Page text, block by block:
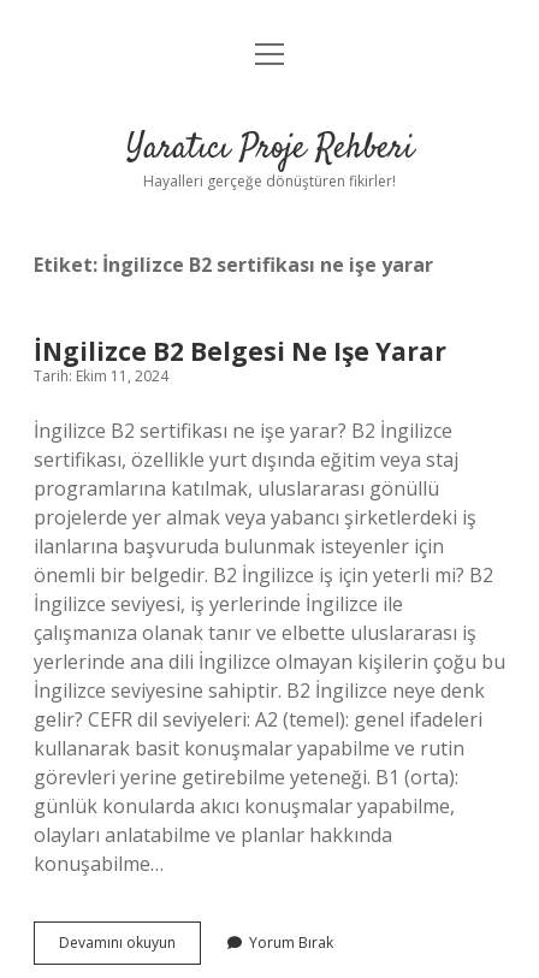
Anasayfa
Yasal Uyarı
menüyü
Yaratıcı Proje Rehberi
Hayalleri gerçeğe dönüştüren fikirler!
Etiket: İngilizce B2 sertifikası ne işe yarar
İNgilizce B2 Belgesi Ne Işe Yarar
Tarih: Ekim 11, 2024
İngilizce B2 sertifikası ne işe yarar? B2 İngilizce
sertifikası, özellikle yurt dışında eğitim veya staj
programlarına katılmak, uluslararası gönüllü
projelerde yer almak veya yabancı şirketlerdeki iş
ilanlarına başvuruda bulunmak isteyenler için
önemli bir belgedir. B2 İngilizce iş için yeterli mi? B2
İngilizce seviyesi, iş yerlerinde İngilizce ile
çalışmanıza olanak tanır ve elbette uluslararası iş
yerlerinde ana dili İngilizce olmayan kişilerin çoğu bu
İngilizce seviyesine sahiptir. B2 İngilizce neye denk
gelir? CEFR dil seviyeleri: A2 (temel): genel ifadeleri
kullanarak basit konuşmalar yapabilme ve rutin
görevleri yerine getirebilme yeteneği. B1 (orta):
günlük konularda akıcı konuşmalar yapabilme,
olayları anlatabilme ve planlar hakkında
konuşabilme…
Devamını okuyun İNgilizce
B2
Yorum Bırak